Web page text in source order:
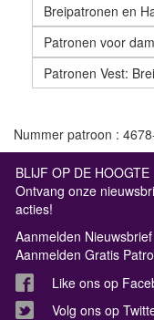
Breipatronen en
Patronen voor
Patronen Vest:
Nummer patroon :
BLIJF OP DE HOOGTE
Ontvang onze
acties!
Aanmelden Nieuwsbrief
Aanmelden Gratis
Like ons op
Volg ons op